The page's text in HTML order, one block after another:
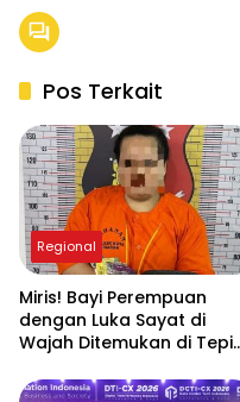
Pos Terkait
Regional
Miris! Bayi Perempuan
dengan Luka Sayat di
Wajah Ditemukan di Tepi
Dibuang Ibu Kandungnya